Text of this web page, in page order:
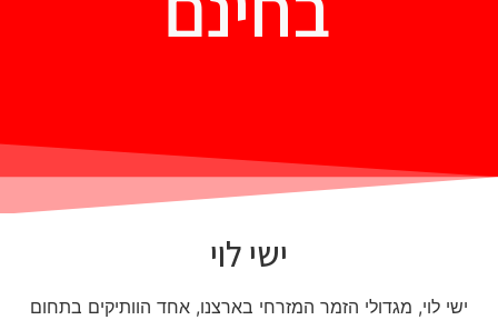
ישי לוי
ישי לוי, מגדולי הזמר המזרחי בארצנו, אחד הוותיקים בתחום